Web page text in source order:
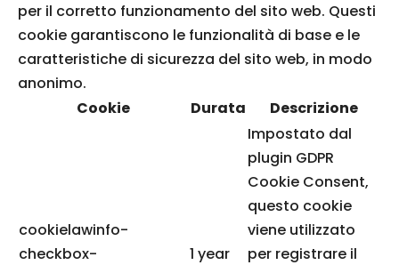
per il corretto funzionamento del sito web. Questi
cookie garantiscono le funzionalità di base e le
caratteristiche di sicurezza del sito web, in modo
anonimo.
Cookie
Durata Descrizione
cookielawinfo-
checkbox-
1 year
Impostato dal
plugin GDPR
Cookie Consent,
questo cookie
viene utilizzato
per registrare il